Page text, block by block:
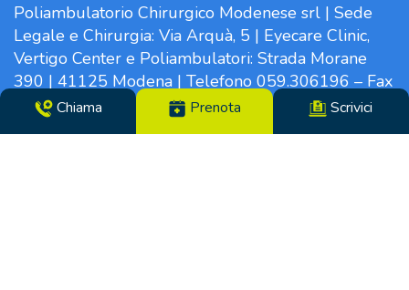
Poliambulatorio Chirurgico Modenese srl | Sede
Legale e Chirurgia: Via Arquà, 5 | Eyecare Clinic,
Vertigo Center e Poliambulatori: Strada Morane
390 | 41125 Modena | Telefono 059.306196 – Fax
059.305142 | Direttore Sanitario dott.ssa Tiziana
Chiama Prenota Scrivici